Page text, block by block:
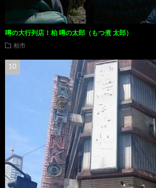
噂の大行列店！柏 噂の太郎（もつ煮 太郎）
柏市